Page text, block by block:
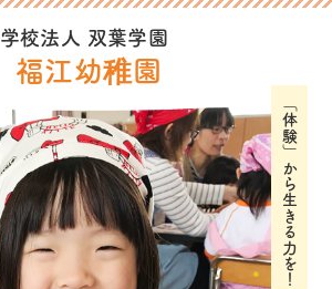
学校法人 双葉学園
福江幼稚園
「体験」から生きる力を！